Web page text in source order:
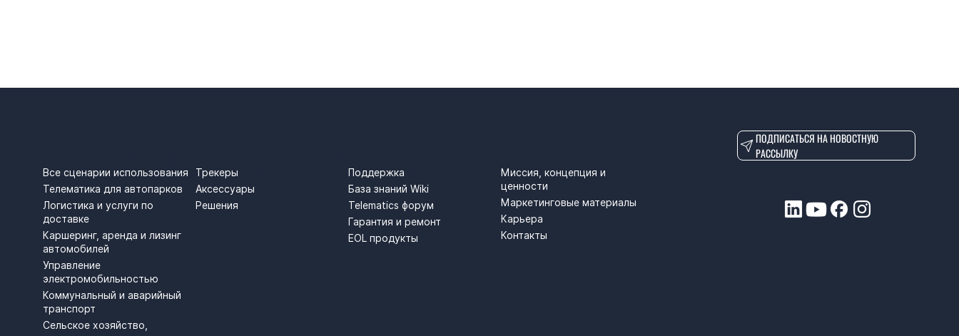
СЦЕНАРИИ ИСПОЛЬЗОВАНИЯ
Все сценарии использования
Телематика для автопарков
Логистика и услуги по
доставке
Каршеринг, аренда и лизинг
автомобилей
Управление
электромобильностью
Коммунальный и аварийный
транспорт
Сельское хозяйство,
ПРОДУКТЫ
Трекеры
Аксессуары
Решения
ПОДДЕРЖКА
Поддержка
База знаний Wiki
Telematics форум
Гарантия и ремонт
EOL продукты
О НАС
Миссия, концепция и
ценности
Маркетинговые материалы
Карьера
Контакты
ПОДПИСАТЬСЯ НА НОВОСТНУЮ
РАССЫЛКУ